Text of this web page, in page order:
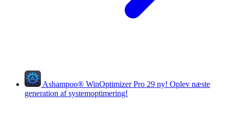
Ashampoo® WinOptimizer Pro 29 ny! Oplev næste
generation af systemoptimering!